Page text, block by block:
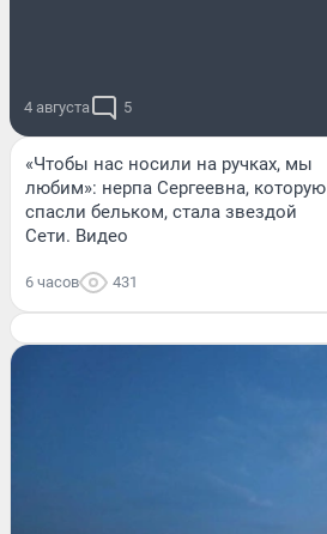
4 августа 5
«Чтобы нас носили на ручках, мы
любим»: нерпа Сергеевна, которую
спасли бельком, стала звездой
Сети. Видео
6 часов 431